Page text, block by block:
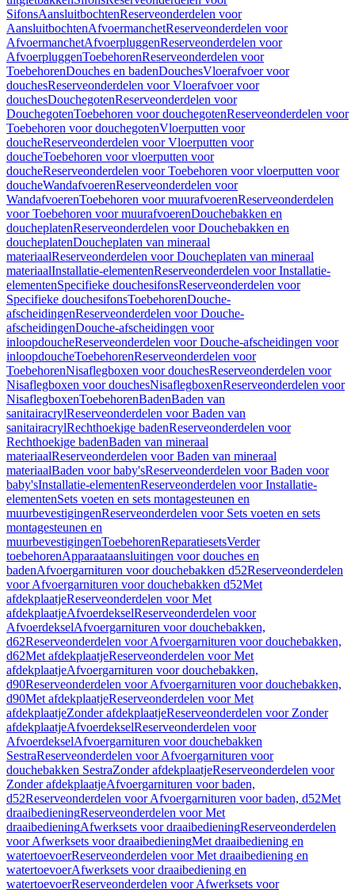
SifonsAansluitbochtenReserveonderdelen voor
AansluitbochtenAfvoermanchetReserveonderdelen voor
AfvoermanchetAfvoerpluggenReserveonderdelen voor
AfvoerpluggenToebehorenReserveonderdelen voor
ToebehorenDouches en badenDouchesVloerafvoer voor
douchesReserveonderdelen voor Vloerafvoer voor
douchesDouchegotenReserveonderdelen voor
DouchegotenToebehoren voor douchegotenReserveonderdelen voor
Toebehoren voor douchegotenVloerputten voor
doucheReserveonderdelen voor Vloerputten voor
doucheToebehoren voor vloerputten voor
doucheReserveonderdelen voor Toebehoren voor vloerputten voor
doucheWandafvoerenReserveonderdelen voor
WandafvoerenToebehoren voor muurafvoerenReserveonderdelen
voor Toebehoren voor muurafvoerenDouchebakken en
doucheplatenReserveonderdelen voor Douchebakken en
doucheplatenDoucheplaten van mineraal
materiaalReserveonderdelen voor Doucheplaten van mineraal
materiaalInstallatie-elementenReserveonderdelen voor Installatie-
elementenSpecifieke douchesifonsReserveonderdelen voor
Specifieke douchesifonsToebehorenDouche-
afscheidingenReserveonderdelen voor Douche-
afscheidingenDouche-afscheidingen voor
inloopdoucheReserveonderdelen voor Douche-afscheidingen voor
inloopdoucheToebehorenReserveonderdelen voor
ToebehorenNisaflegboxen voor douchesReserveonderdelen voor
Nisaflegboxen voor douchesNisaflegboxenReserveonderdelen voor
NisaflegboxenToebehorenBadenBaden van
sanitairacrylReserveonderdelen voor Baden van
sanitairacrylRechthoekige badenReserveonderdelen voor
Rechthoekige badenBaden van mineraal
materiaalReserveonderdelen voor Baden van mineraal
materiaalBaden voor baby'sReserveonderdelen voor Baden voor
baby'sInstallatie-elementenReserveonderdelen voor Installatie-
elementenSets voeten en sets montagesteunen en
muurbevestigingenReserveonderdelen voor Sets voeten en sets
montagesteunen en
muurbevestigingenToebehorenReparatiesetsVerder
toebehorenApparaataansluitingen voor douches en
badenAfvoergarnituren voor douchebakken d52Reserveonderdelen
voor Afvoergarnituren voor douchebakken d52Met
afdekplaatjeReserveonderdelen voor Met
afdekplaatjeAfvoerdekselReserveonderdelen voor
AfvoerdekselAfvoergarnituren voor douchebakken,
d62Reserveonderdelen voor Afvoergarnituren voor douchebakken,
d62Met afdekplaatjeReserveonderdelen voor Met
afdekplaatjeAfvoergarnituren voor douchebakken,
d90Reserveonderdelen voor Afvoergarnituren voor douchebakken,
d90Met afdekplaatjeReserveonderdelen voor Met
afdekplaatjeZonder afdekplaatjeReserveonderdelen voor Zonder
afdekplaatjeAfvoerdekselReserveonderdelen voor
AfvoerdekselAfvoergarnituren voor douchebakken
SestraReserveonderdelen voor Afvoergarnituren voor
douchebakken SestraZonder afdekplaatjeReserveonderdelen voor
Zonder afdekplaatjeAfvoergarnituren voor baden,
d52Reserveonderdelen voor Afvoergarnituren voor baden, d52Met
draaibedieningReserveonderdelen voor Met
draaibedieningAfwerksets voor draaibedieningReserveonderdelen
voor Afwerksets voor draaibedieningMet draaibediening en
watertoevoerReserveonderdelen voor Met draaibediening en
watertoevoerAfwerksets voor draaibediening en
watertoevoerReserveonderdelen voor Afwerksets voor